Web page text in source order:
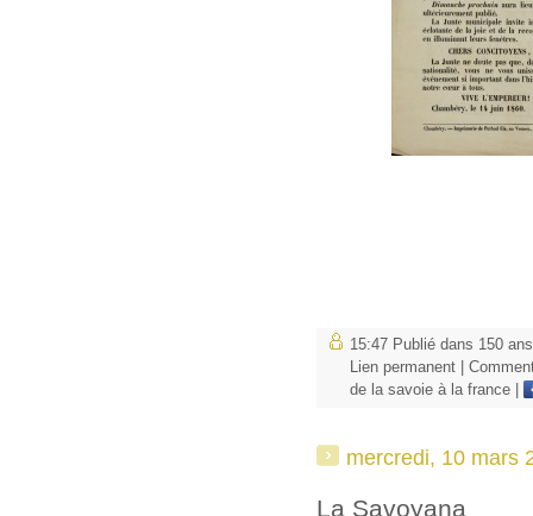
15:47 Publié dans 150
Lien permanent
de la savoie à la france
mercredi, 10 mars
La Savoyana